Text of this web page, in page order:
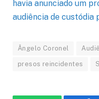
havia anunciado um
audiência de custódia
Ângelo Coronel
presos reincidentes